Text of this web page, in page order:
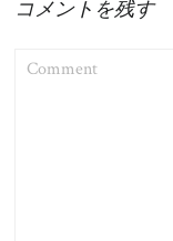
ビ
ー
コメントを残す